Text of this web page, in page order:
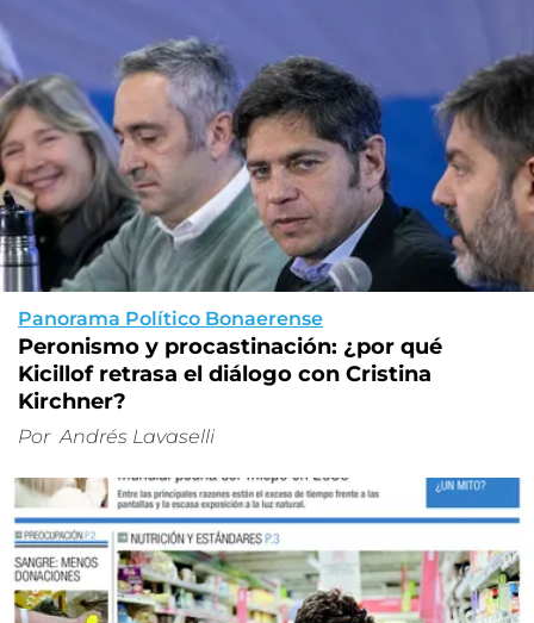
Panorama Político Bonaerense
Peronismo y procastinación: ¿por qué
Kicillof retrasa el diálogo con Cristina
Kirchner?
Por Andrés Lavaselli